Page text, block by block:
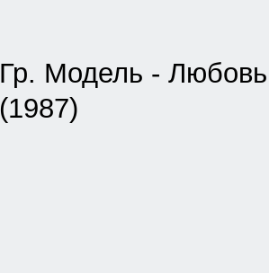
Гр. Модель -
(1987)